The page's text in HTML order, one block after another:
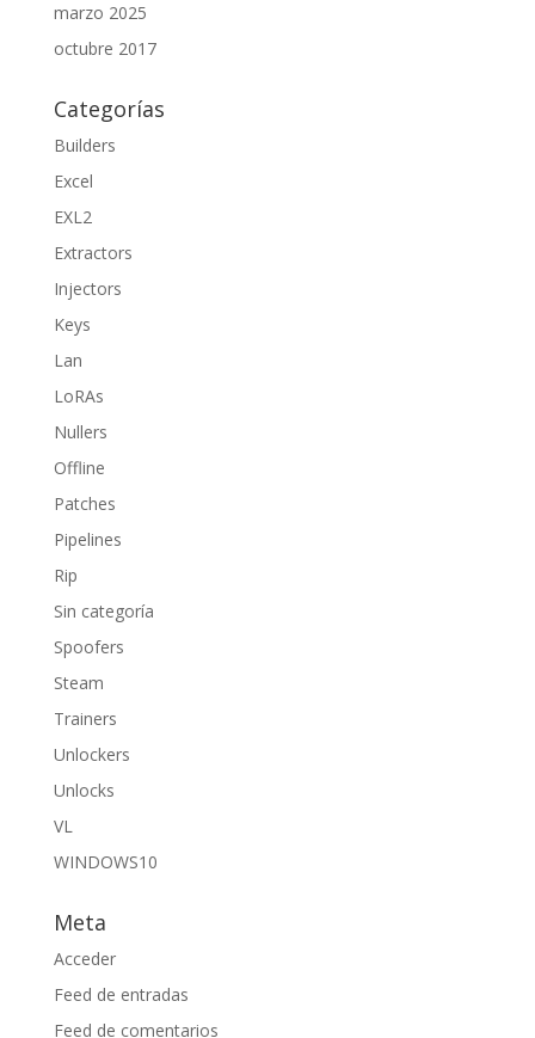
marzo 2025
octubre 2017
Categorías
Builders
Excel
EXL2
Extractors
Injectors
Keys
Lan
LoRAs
Nullers
Offline
Patches
Pipelines
Rip
Sin categoría
Spoofers
Steam
Trainers
Unlockers
Unlocks
VL
WINDOWS10
Meta
Acceder
Feed de entradas
Feed de comentarios